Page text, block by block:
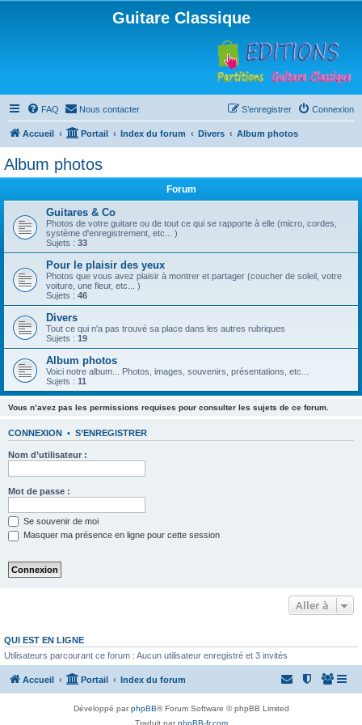
Guitare Classique
FAQ Nous contacter Connexion
S’enregistrer
Accueil Portail Index du forum Divers Album photos
Album photos
Forum
Guitares & Co
Photos de votre guitare ou de tout ce qui se rapporte à elle (micro, cordes,
système d'enregistrement, etc... )
Sujets : 33
Pour le plaisir des yeux
Photos que vous avez plaisir à montrer et partager (coucher de soleil, votre
voiture, une fleur, etc... )
Sujets : 46
Divers
Tout ce qui n'a pas trouvé sa place dans les autres rubriques
Sujets : 19
Album photos
Voici notre album... Photos, images, souvenirs, présentations, etc...
Sujets : 11
Vous n’avez pas les permissions requises pour consulter les sujets de ce forum.
CONNEXION • S’ENREGISTRER
Nom d’utilisateur :
Mot de passe :
Se souvenir de moi
Masquer ma présence en ligne pour cette session
Aller à
QUI EST EN LIGNE
Utilisateurs parcourant ce forum : Aucun utilisateur enregistré et 3 invités
Accueil Portail Index du forum
Développé parphpBB® Forum Software © phpBB Limited
Traduit parphpBB-fr.com